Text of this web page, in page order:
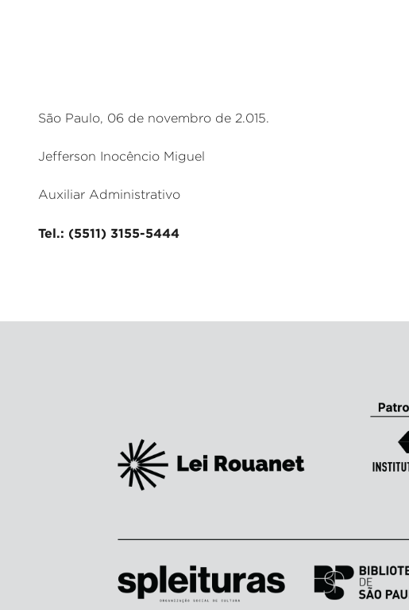
São Paulo, 06 de novembro de 2.015.
Jefferson Inocêncio Miguel
Auxiliar Administrativo
Tel.: (5511) 3155-5444